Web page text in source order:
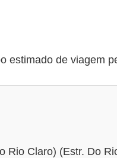
estimado de viagem
Rio Claro) (Estr. Do